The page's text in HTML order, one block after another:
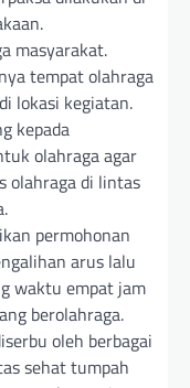
masyarakat.
tempat olahraga
lokasi kegiatan.
kepada
olahraga agar
olahraga di lintas
permohonan
arus lalu
waktu empat jam
berolahraga.
oleh berbagai
sehat tumpah